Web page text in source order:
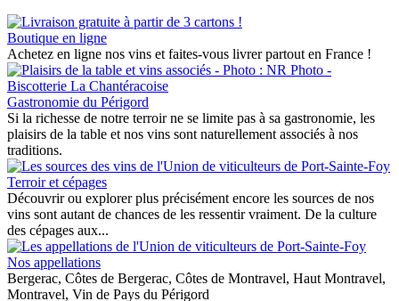
Boutique en ligne
Achetez en ligne nos vins et faites-vous livrer partout en France !
Gastronomie du Périgord
Si la richesse de notre terroir ne se limite pas à sa gastronomie, les
plaisirs de la table et nos vins sont naturellement associés à nos
traditions.
Terroir et cépages
Découvrir ou explorer plus précisément encore les sources de nos
vins sont autant de chances de les ressentir vraiment. De la culture
des cépages aux...
Nos appellations
Bergerac, Côtes de Bergerac, Côtes de Montravel, Haut Montravel,
Montravel, Vin de Pays du Périgord